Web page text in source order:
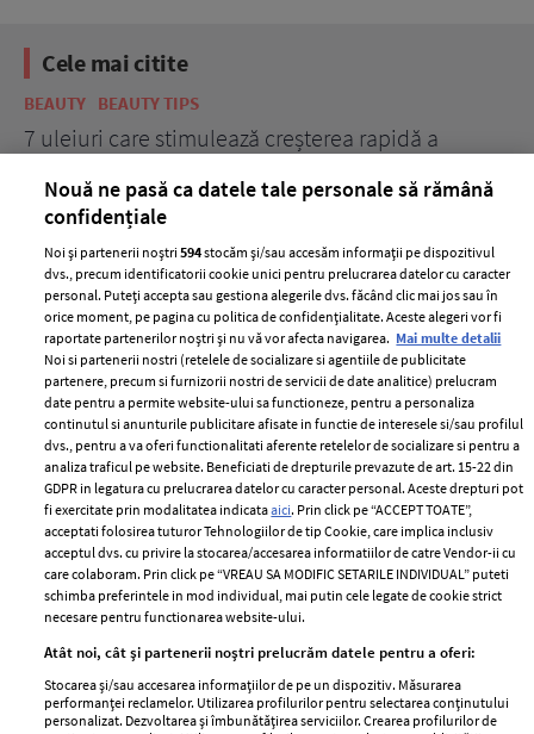
Cele mai citite
BEAUTY BEAUTY TIPS
7 uleiuri care stimulează creșterea rapidă a
ELLE Style Awards
2024
Despre ELLE
Romania
Contact
Abonamente
Termeni si conditii
Politica de
confidențialitate
Politica de cookies
Publicitate
GSP
Unica
femei
Viva
Nouă ne pasă ca datele tale personale să rămână
confidențiale
Noi și partenerii noștri594stocăm și/sau accesăm informații pe dispozitivul
dvs., precum identificatorii cookie unici pentru prelucrarea datelor cu caracter
personal. Puteți accepta sau gestiona alegerile dvs. făcând clic mai jos sau în
orice moment, pe pagina cu politica de confidențialitate. Aceste alegeri vor fi
raportate partenerilor noștri și nu vă vor afecta navigarea. Mai multe detalii
Noi si partenerii nostri (retelele de socializare si agentiile de publicitate
partenere, precum si furnizorii nostri de servicii de date analitice) prelucram
date pentru a permite website-ului sa functioneze, pentru a personaliza
continutul si anunturile publicitare afisate in functie de interesele si/sau profilul
dvs., pentru a va oferi functionalitati aferente retelelor de socializare si pentru a
analiza traficul pe website. Beneficiati de drepturile prevazute de art. 15-22 din
GDPR in legatura cu prelucrarea datelor cu caracter personal. Aceste drepturi pot
fi exercitate prin modalitatea indicataaici. Prin click pe “ACCEPT TOATE”,
acceptati folosirea tuturor Tehnologiilor de tip Cookie, care implica inclusiv
acceptul dvs. cu privire la stocarea/accesarea informatiilor de catre Vendor-ii cu
care colaboram. Prin click pe “VREAU SA MODIFIC SETARILE INDIVIDUAL” puteti
schimba preferintele in mod individual, mai putin cele legate de cookie strict
necesare pentru functionarea website-ului.
Atât noi, cât și partenerii noștri prelucrăm datele pentru a oferi:
Stocarea și/sau accesarea informațiilor de pe un dispozitiv. Măsurarea
performanței reclamelor. Utilizarea profilurilor pentru selectarea conținutului
personalizat. Dezvoltarea și îmbunătățirea serviciilor. Crearea profilurilor de